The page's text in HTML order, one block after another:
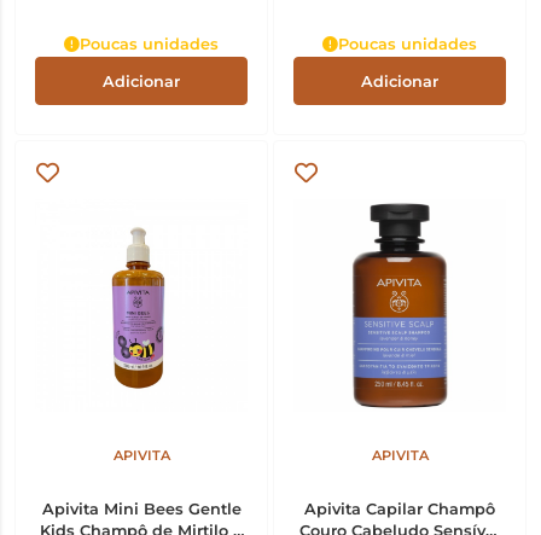
Poucas unidades
Adicionar
Poucas unidades
Adicionar
APIVITA
Apivita Mini Bees Gentle
Kids Champô de Mirtilo &
APIVITA
Apivita Capilar Champô
Couro Cabeludo Sensível